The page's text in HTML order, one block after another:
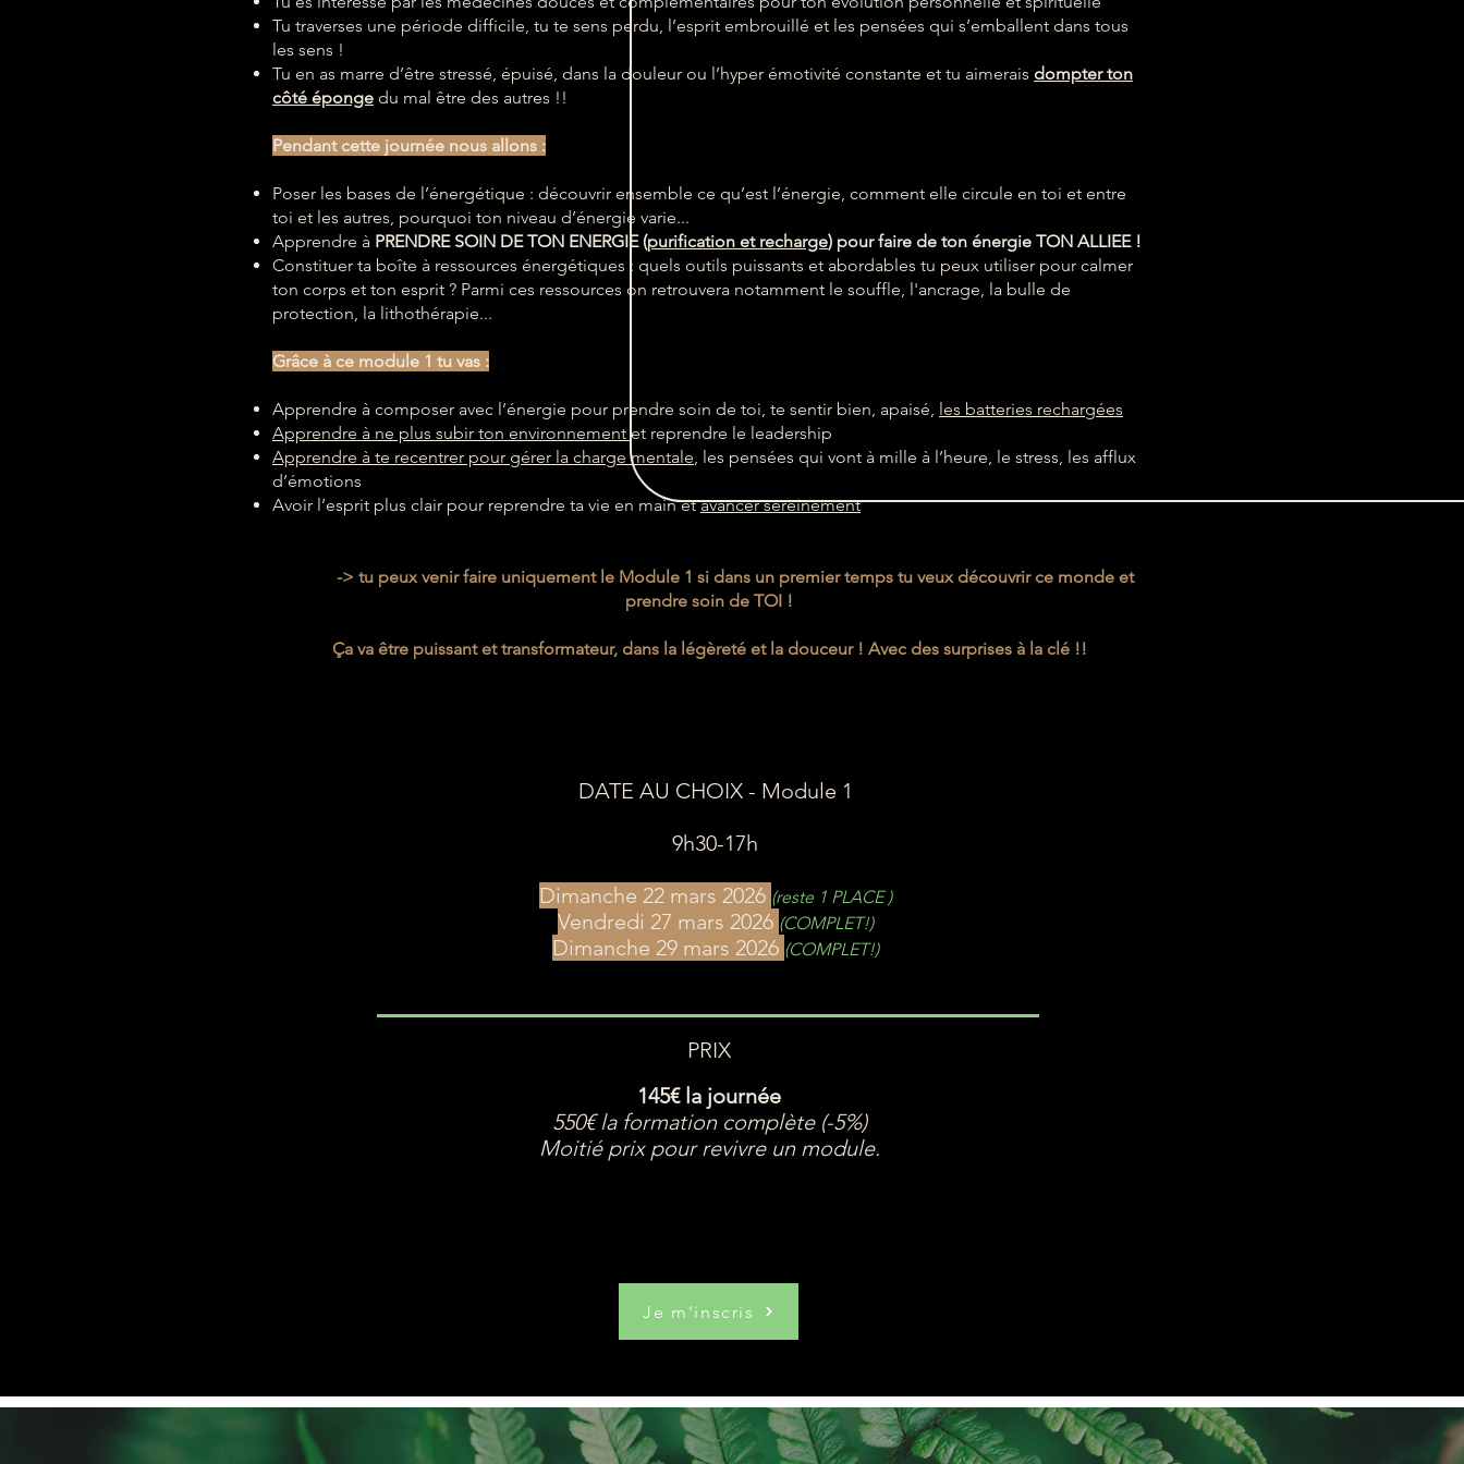
Tu traverses une période difficile, tu te sens perdu, l’esprit embrouillé et les pensées qui s’emballent dans tous
les sens !
Tu en as marre d’être stressé, épuisé, dans la douleur ou l’hyper émotivité constante et tu aimerais dompter ton
côté éponge du mal être des autres !!
Pendant cette journée nous allons :
Poser les bases de l’énergétique : découvrir ensemble ce qu’est l’énergie, comment elle circule en toi et entre
toi et les autres, pourquoi ton niveau d’énergie varie...
Apprendre à PRENDRE SOIN DE TON ENERGIE (purification et recharge) pour faire de ton énergie TON ALLIEE !
Constituer ta boîte à ressources énergétiques : quels outils puissants et abordables tu peux utiliser pour calmer
ton corps et ton esprit ? Parmi ces ressources on retrouvera notamment le souffle, l'ancrage, la bulle de
protection, la lithothérapie...
Grâce à ce module 1 tu vas :
Apprendre à composer avec l’énergie pour prendre soin de toi, te sentir bien, apaisé, les batteries rechargées
Apprendre à ne plus subir ton environnement et reprendre le leadership
Apprendre à te recentrer pour gérer la charge mentale, les pensées qui vont à mille à l’heure, le stress, les afflux
d’émotions
Avoir l’esprit plus clair pour reprendre ta vie en main etavancer sereinement
-> tu peux venir faire uniquement le Module 1 si dans un premier temps tu veux découvrir ce monde et
prendre soin de TOI !
Ça va être puissant et transformateur, dans la légèreté et la douceur ! Avec des surprises à la clé !!
DATE AU CHOIX - Module 1
9h30-17h​​
Dimanche 22 mars 2026 (reste 1 PLACE )
Vendredi 27 mars 2026 (COMPLET!)
Dimanche 29 mars 2026 (COMPLET!)
PRIX
145€ la journée
550€ la formation complète (-5%)
Moitié prix pour revivre un module.
Je m'inscris